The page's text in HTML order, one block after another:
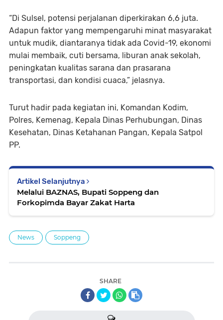
“Di Sulsel, potensi perjalanan diperkirakan 6,6 juta.
Adapun faktor yang mempengaruhi minat masyarakat
untuk mudik, diantaranya tidak ada Covid-19, ekonomi
mulai membaik, cuti bersama, liburan anak sekolah,
peningkatan kualitas sarana dan prasarana
transportasi, dan kondisi cuaca,” jelasnya.
Turut hadir pada kegiatan ini, Komandan Kodim,
Polres, Kemenag, Kepala Dinas Perhubungan, Dinas
Kesehatan, Dinas Ketahanan Pangan, Kepala Satpol
PP.
Artikel Selanjutnya
Melalui BAZNAS, Bupati Soppeng dan
Forkopimda Bayar Zakat Harta
News Soppeng
SHARE